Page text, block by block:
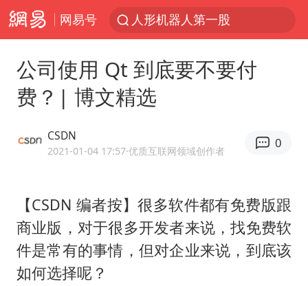
网易号
上海地铁4条线路全线停运
白海豚路径图
律师谈贾冰私人饭局被偷拍
多地银行上调存款利率
面对面丨蔡磊：与渐冻症抗争 纵使不敌 也不屈服
5万小车卖不动 微型代步车集体遇冷
公司使用 Qt 到底要不要付
费？| 博文精选
CSDN
2021-01-04 17:57·优质互联网领域创作者
0
【CSDN 编者按】很多软件都有免费版跟
商业版，对于很多开发者来说，找免费软
件是常有的事情，但对企业来说，到底该
如何选择呢？